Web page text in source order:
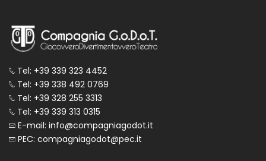
Tel: +39 339 323 4452
Tel: +39 338 492 0769
Tel: +39 328 255 3313
Tel: +39 339 313 0315
E-mail: info@compagniagodot.it
PEC: compagniagodot@pec.it